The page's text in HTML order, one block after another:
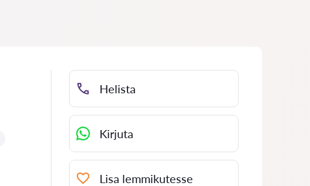
Helista
Kirjuta
Lisa lemmikutesse